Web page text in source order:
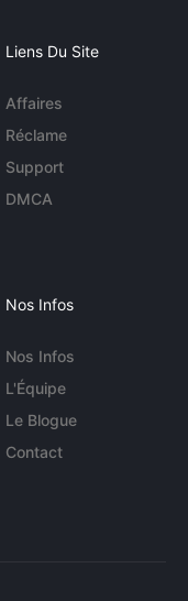
Liens Du Site
Affaires
Réclame
Support
DMCA
Nos Infos
Nos Infos
L'Équipe
Le Blogue
Contact